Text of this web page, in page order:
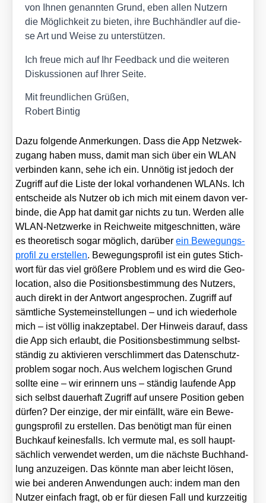
von Ihnen genann­ten Grund, eben allen Nut­zern
die Mög­lich­keit zu bie­ten, ihre Buch­händ­ler auf die­
se Art und Wei­se zu unter­stüt­zen.
Ich freue mich auf Ihr Feed­back und die wei­te­ren
Dis­kus­sio­nen auf Ihrer Sei­te.
Mit freund­li­chen Grü­ßen,
Robert Bin­tig
Dazu fol­gen­de Anmer­kun­gen. Dass die App Netz­w­ek­
zu­gang haben muss, damit man sich über ein WLAN
ver­bin­den kann, sehe ich ein. Unnö­tig ist jedoch der
Zugriff auf die Lis­te der lokal vor­han­de­nen WLANs. Ich
ent­schei­de als Nut­zer ob ich mich mit einem davon ver­
bin­de, die App hat damit gar nichts zu tun. Wer­den alle
WLAN-Netz­wer­ke in Reich­wei­te mit­ge­schnit­ten, wäre
es theo­re­tisch sogar mög­lich, dar­überein Bewe­gungs­
pro­fil zu erstel­len. Bewe­gungs­pro­fil ist ein gutes Stich­
wort für das viel grö­ße­re Pro­blem und es wird die Geo­
lo­ca­ti­on, also die Posi­ti­ons­be­stim­mung des Nut­zers,
auch direkt in der Ant­wort ange­spro­chen. Zugriff auf
sämt­li­che Sys­tem­ein­stel­lun­gen – und ich wie­der­ho­le
mich – ist völ­lig inak­zep­ta­bel. Der Hin­weis dar­auf, dass
die App sich erlaubt, die Posi­ti­ons­be­stim­mung selbst­
stän­dig zu akti­vie­ren ver­schlim­mert das Daten­schutz­
pro­blem sogar noch. Aus wel­chem logi­schen Grund
soll­te eine – wir erin­nern uns – stän­dig lau­fen­de App
sich selbst dau­er­haft Zugriff auf unse­re Posi­ti­on geben
dür­fen? Der ein­zi­ge, der mir ein­fällt, wäre ein Bewe­
gungs­pro­fil zu erstel­len. Das benö­tigt man für einen
Buch­kauf kei­nes­falls. Ich ver­mu­te mal, es soll haupt­
säch­lich ver­wen­det wer­den, um die nächs­te Buch­hand­
lung anzu­zei­gen. Das könn­te man aber leicht lösen,
wie bei ande­ren Anwen­dun­gen auch: indem man den
Nut­zer ein­fach fragt, ob er für die­sen Fall und kurz­zei­tig